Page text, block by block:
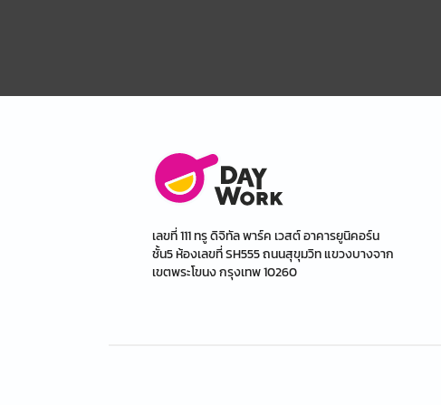
เลขที่ 111 ทรู ดิจิทัล พาร์ค เวสต์ อาคารยูนิคอร์น
ชั้น5 ห้องเลขที่ SH555 ถนนสุขุมวิท แขวงบางจาก
เขตพระโขนง กรุงเทพ 10260